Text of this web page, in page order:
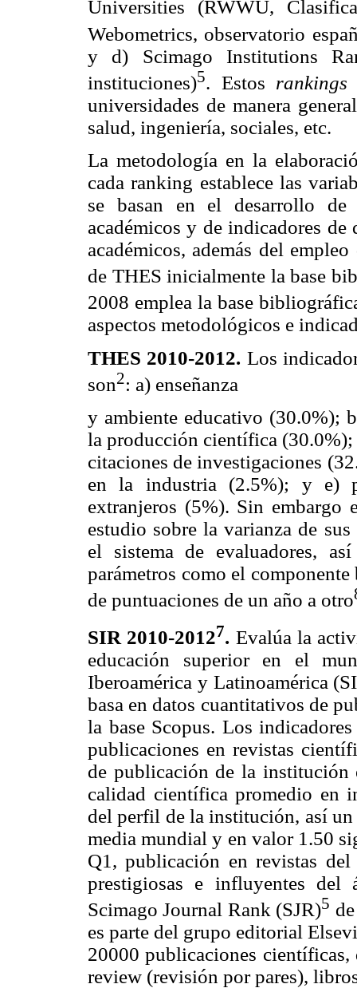
Universities (RWWU,
Webometrics, observatorio
y d) Scimago Institutions
instituciones)5. Estos
universidades de manera
salud, ingeniería, sociales, etc.
La metodología en la
cada ranking establece las
se basan en el desarrollo de
académicos y de indicadores
académicos, además del
de THES inicialmente la base
2008 emplea la base
aspectos metodológicos e
THES 2010-2012. Los
son2: a) enseñanza
y ambiente educativo (30.0%);
la producción científica
citaciones de investigaciones
en la industria (2.5%); y e)
extranjeros (5%). Sin embargo
estudio sobre la varianza de
el sistema de evaluadores,
parámetros como el
de puntuaciones de un año a otro
SIR 2010-20127. Evalúa la
educación superior en el
Iberoamérica y Latinoamérica
basa en datos cuantitativos de
la base Scopus. Los
publicaciones en revistas
de publicación de la
calidad científica promedio en
del perfil de la institución, así
media mundial y en valor 1.50
Q1, publicación en revistas
prestigiosas e influyentes del
Scimago Journal Rank (SJR)5
es parte del grupo editorial
20000 publicaciones
review (revisión por pares),